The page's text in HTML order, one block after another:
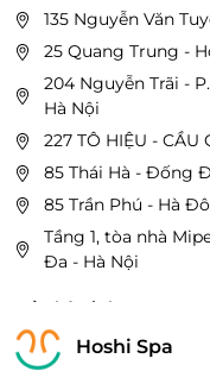
135 Nguyễn Văn
25 Quang Trung -
204 Nguyễn Trãi -
Hà Nội
227 TÔ HIỆU - CẦU
85 Thái Hà - Đống
85 Trần Phú - Hà
Tầng 1, tòa nhà
Đa - Hà Nội
Hồ Chí Minh
71 Nguyễn Oanh, Gò
171 Nam kỳ khởi
Hoshi Spa